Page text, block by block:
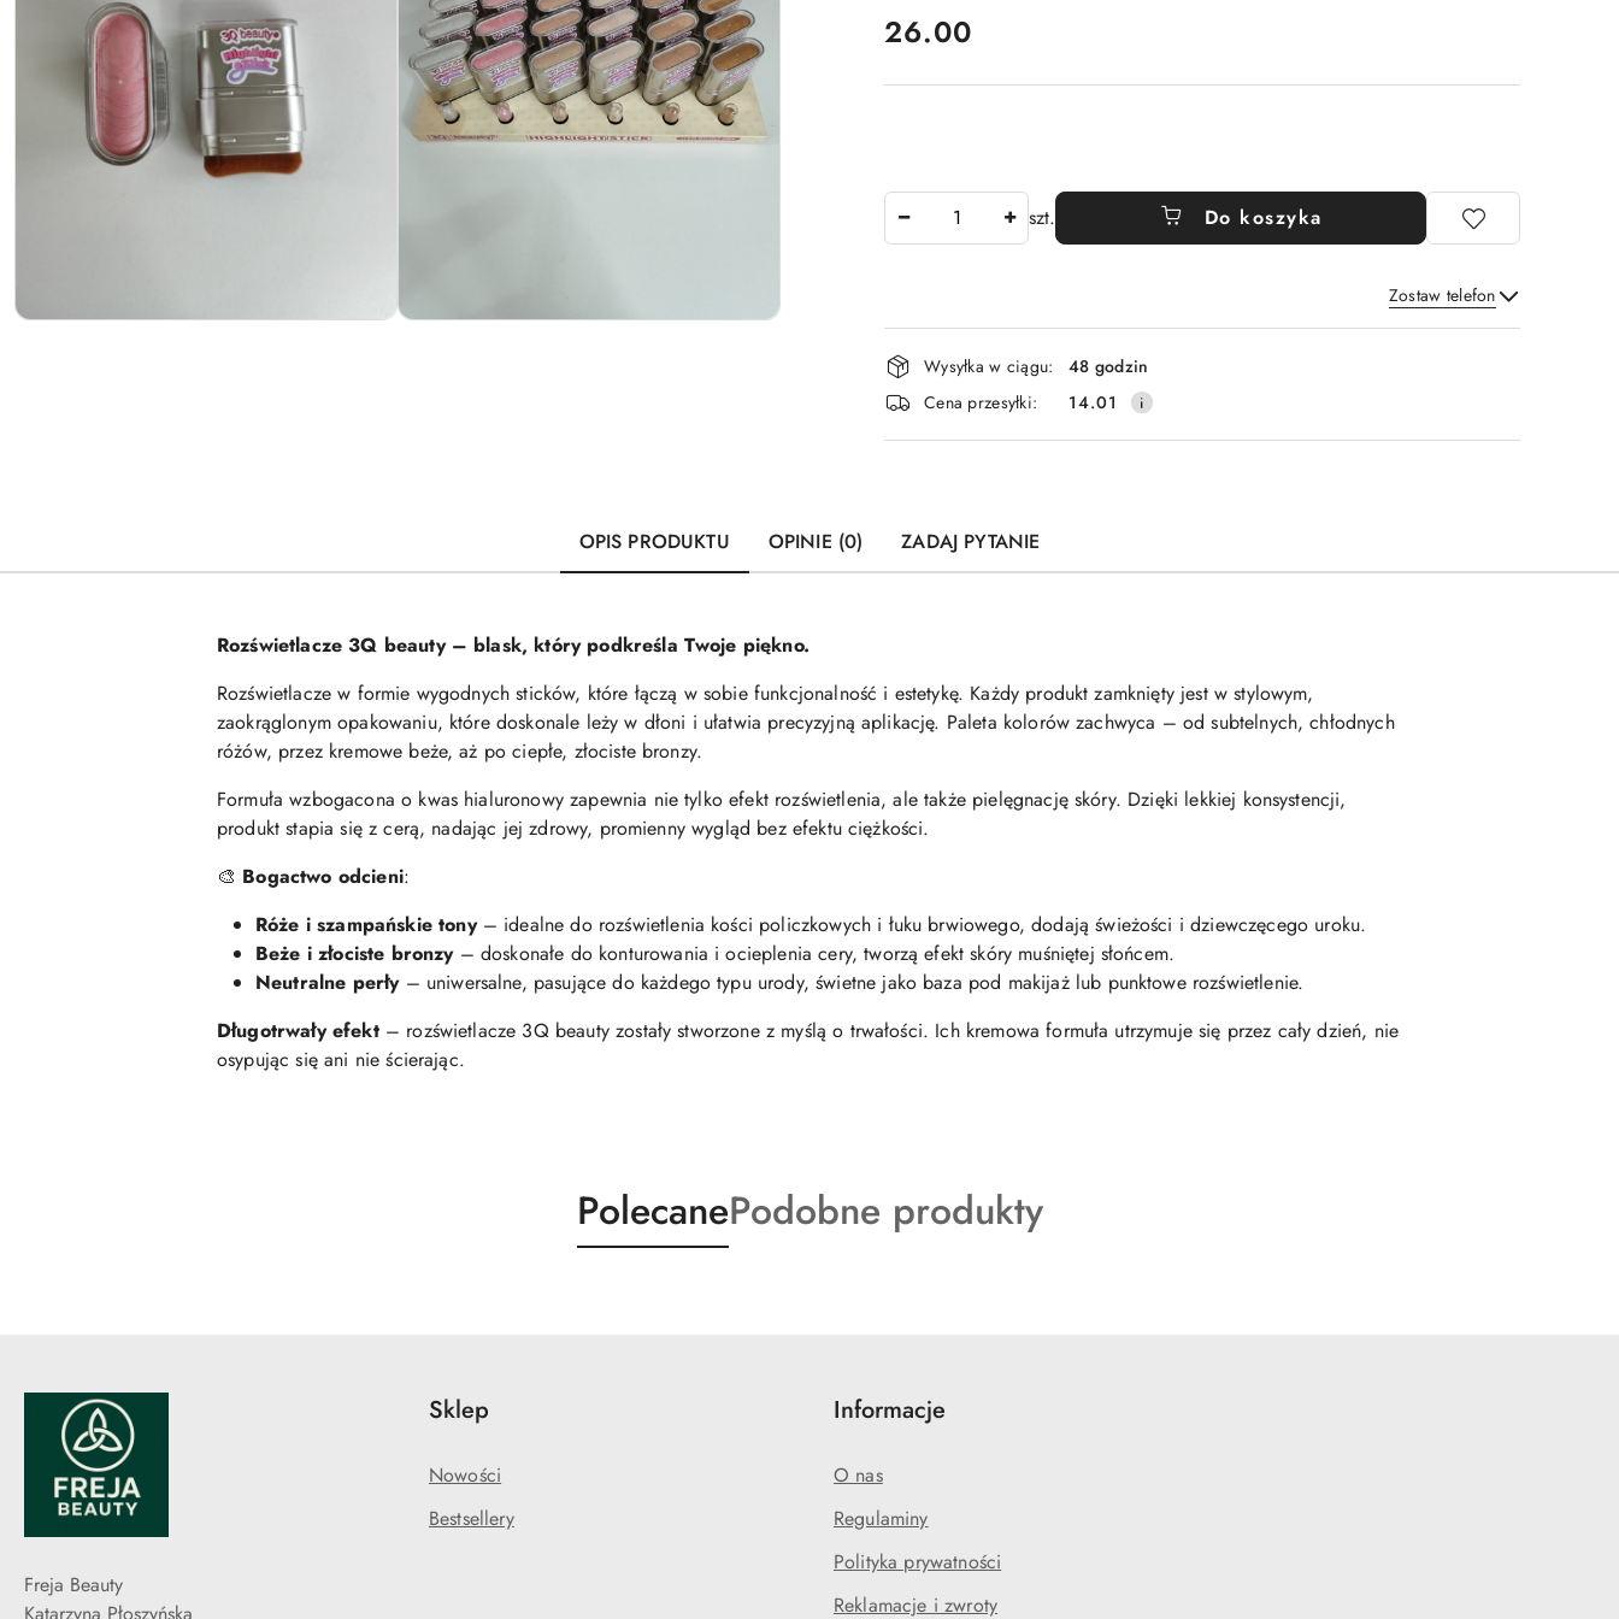
cena:
26.00
szt. Do koszyka
Zostaw telefon
Wyślij
Dostępność
i
dostawa
Wysyłka w ciągu:
48 godzin
Cena przesyłki:
14.01
OPIS PRODUKTU OPINIE (0) ZADAJ PYTANIE
Rozświetlacze 3Q beauty – blask, który podkreśla Twoje piękno.
Rozświetlacze w formie wygodnych sticków, które łączą w sobie funkcjonalność i estetykę. Każdy produkt zamknięty jest w stylowym,
zaokrąglonym opakowaniu, które doskonale leży w dłoni i ułatwia precyzyjną aplikację. Paleta kolorów zachwyca – od subtelnych, chłodnych
różów, przez kremowe beże, aż po ciepłe, złociste bronzy.
Formuła wzbogacona o kwas hialuronowy zapewnia nie tylko efekt rozświetlenia, ale także pielęgnację skóry. Dzięki lekkiej konsystencji,
produkt stapia się z cerą, nadając jej zdrowy, promienny wygląd bez efektu ciężkości.
🎨 Bogactwo odcieni:
Róże i szampańskie tony– idealne do rozświetlenia kości policzkowych i łuku brwiowego, dodają świeżości i dziewczęcego uroku.
Beże i złociste bronzy– doskonałe do konturowania i ocieplenia cery, tworzą efekt skóry muśniętej słońcem.
Neutralne perły– uniwersalne, pasujące do każdego typu urody, świetne jako baza pod makijaż lub punktowe rozświetlenie.
Długotrwały efekt– rozświetlacze 3Q beauty zostały stworzone z myślą o trwałości. Ich kremowa formuła utrzymuje się przez cały dzień, nie
osypując się ani nie ścierając.
Produkty
o
PolecaneProdukty
o
Podobne produkty
Freja Beauty
Sklep
Nowości
Bestsellery
Informacje
O nas
Regulaminy
Polityka prywatności
Reklamacje i zwroty